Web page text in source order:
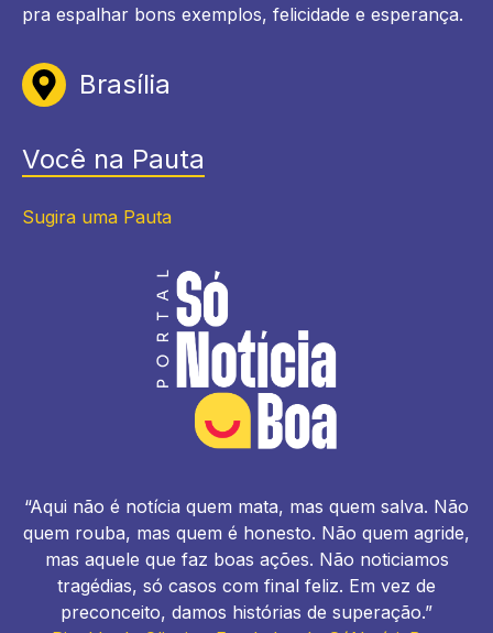
pra espalhar bons exemplos, felicidade e esperança.
Brasília
Você na Pauta
Sugira uma Pauta
“Aqui não é notícia quem mata, mas quem salva. Não
quem rouba, mas quem é honesto. Não quem agride,
mas aquele que faz boas ações. Não noticiamos
tragédias, só casos com final feliz. Em vez de
preconceito, damos histórias de superação.”